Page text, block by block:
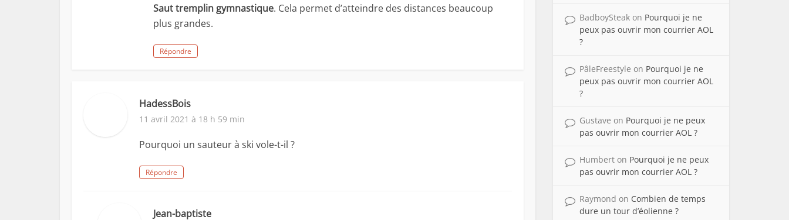
Saut tremplin gymnastique. Cela permet d’atteindre des distances beaucoup
plus grandes.
Répondre
HadessBois
11 avril 2021 à 18 h 59 min
Pourquoi un sauteur à ski vole-t-il ?
Répondre
Jean-baptiste
BadboySteak on Pourquoi je ne
peux pas ouvrir mon courrier AOL
?
PâleFreestyle on Pourquoi je ne
peux pas ouvrir mon courrier AOL
?
Gustave on Pourquoi je ne peux
pas ouvrir mon courrier AOL ?
Humbert on Pourquoi je ne peux
pas ouvrir mon courrier AOL ?
Raymond on Combien de temps
dure un tour d’éolienne ?